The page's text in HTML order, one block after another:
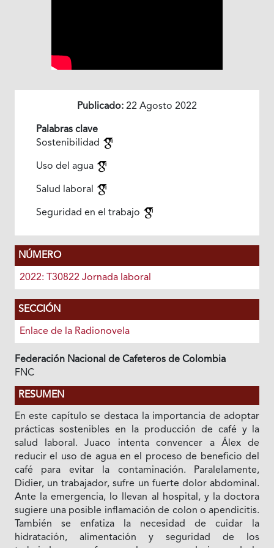
Publicado: 22 Agosto 2022
Palabras clave
Sostenibilidad
Uso del agua
Salud laboral
Seguridad en el trabajo
NÚMERO
2022: T30822 Jornada laboral
SECCIÓN
Enlace de la Radionovela
Federación Nacional de Cafeteros de Colombia
FNC
RESUMEN
En este capítulo se destaca la importancia de adoptar
prácticas sostenibles en la producción de café y la
salud laboral. Juaco intenta convencer a Álex de
reducir el uso de agua en el proceso de beneficio del
café para evitar la contaminación. Paralelamente,
Didier, un trabajador, sufre un fuerte dolor abdominal.
Ante la emergencia, lo llevan al hospital, y la doctora
sugiere una posible inflamación de colon o apendicitis.
También se enfatiza la necesidad de cuidar la
hidratación, alimentación y seguridad de los